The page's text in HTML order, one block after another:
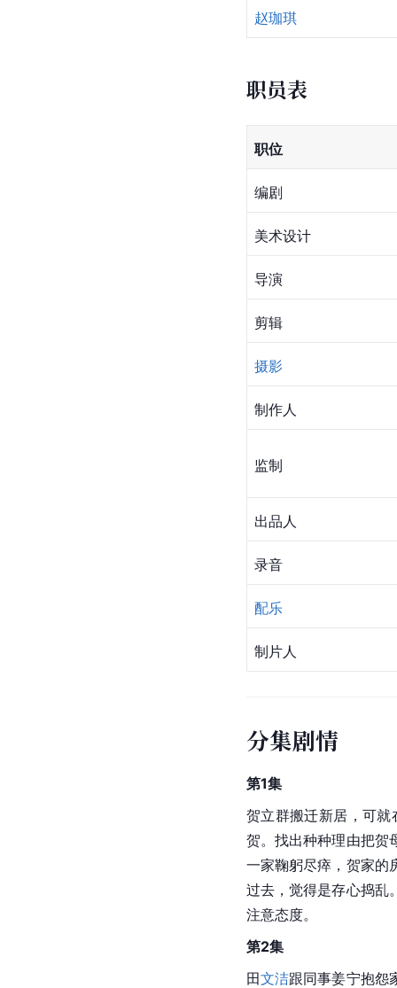
赵珈琪
职员表
职位
编剧
美术设计
导演
剪辑
摄影
制作人
监制
出品人
录音
配乐
制片人
分集剧情
第1集
贺立群搬迁新居，可
贺。找出种种理由把贺
一家鞠躬尽瘁，贺家的
过去，觉得是存心捣乱
注意态度。
第2集
田文洁跟同事姜宁抱怨